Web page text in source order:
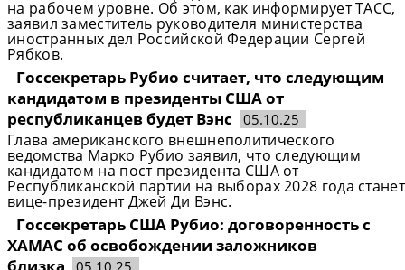
на рабочем уровне. Об этом, как информирует ТАСС,
заявил заместитель руководителя министерства
иностранных дел Российской Федерации Сергей
Рябков.
Госсекретарь Рубио считает, что следующим
кандидатом в президенты США от
республиканцев будет Вэнс
05.10.25
Глава американского внешнеполитического
ведомства Марко Рубио заявил, что следующим
кандидатом на пост президента США от
Республиканской партии на выборах 2028 года станет
вице-президент Джей Ди Вэнс.
Госсекретарь США Рубио: договоренность с
ХАМАС об освобождении заложников